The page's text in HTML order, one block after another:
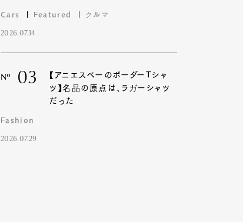
Cars Featured クルマ
2026.07.14
Nº 03
【アニエスベーのボーダーTシャ
ツ】名品の原点は、ラガーシャツ
だった
Fashion
2026.07.29